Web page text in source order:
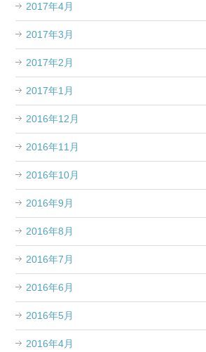
2017年4月
2017年3月
2017年2月
2017年1月
2016年12月
2016年11月
2016年10月
2016年9月
2016年8月
2016年7月
2016年6月
2016年5月
2016年4月